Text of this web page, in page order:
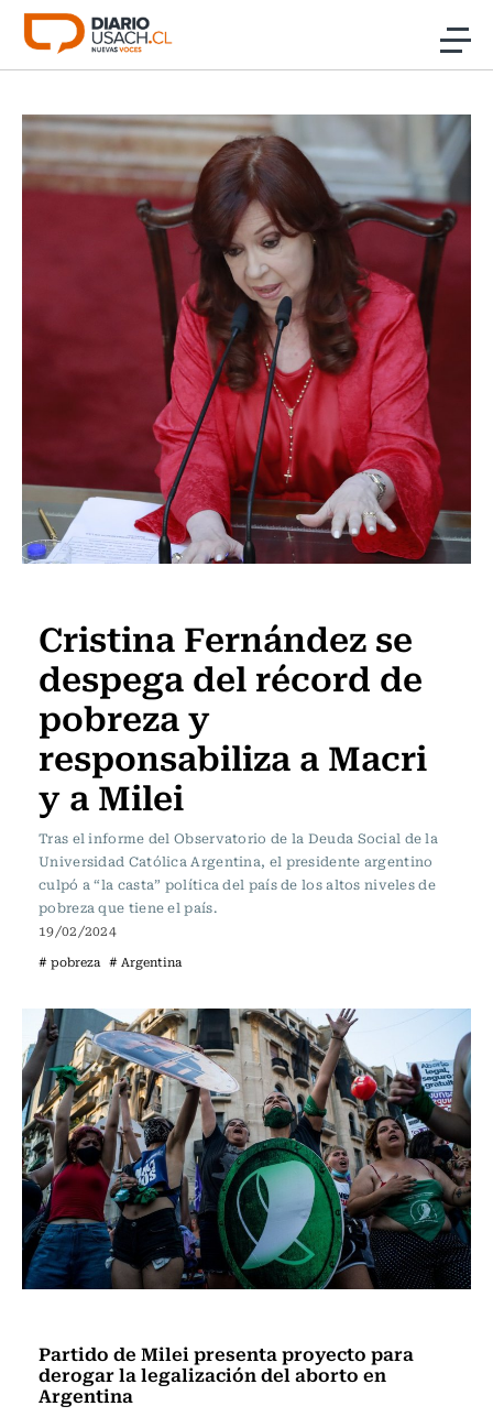
Click acá para ir directamente al contenido
Investigación
Programas Radio y TV Usach
Cristina Fernández se
despega del récord de
pobreza y
responsabiliza a Macri
y a Milei
Tras el informe del Observatorio de la Deuda Social de la
Universidad Católica Argentina, el presidente argentino
culpó a “la casta” política del país de los altos niveles de
pobreza que tiene el país.
19/02/2024
# pobreza # Argentina
Partido de Milei presenta proyecto para
derogar la legalización del aborto en
Argentina